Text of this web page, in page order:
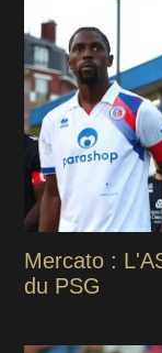
Mercato :
du PSG